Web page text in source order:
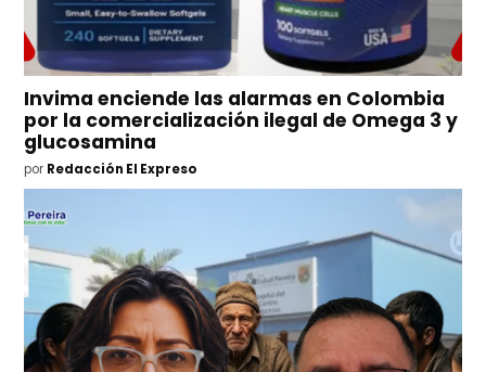
Invima enciende las alarmas en Colombia
por la comercialización ilegal de Omega 3 y
glucosamina
por Redacción El Expreso